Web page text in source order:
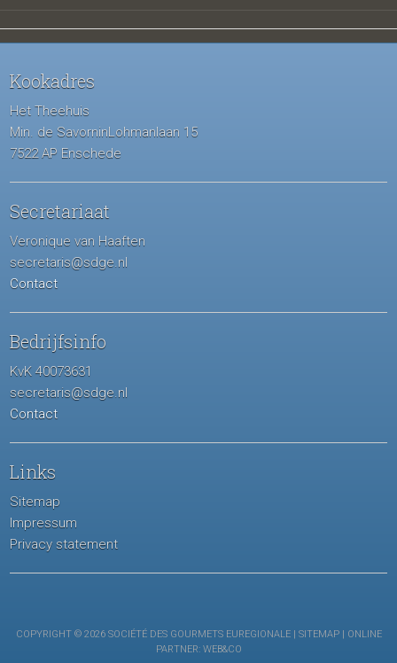
Kookadres
Het Theehuis
Min. de SavorninLohmanlaan 15
7522 AP Enschede
Secretariaat
Veronique van Haaften
secretaris@sdge.nl
Contact
Bedrijfsinfo
KvK 40073631
secretaris@sdge.nl
Contact
Links
Sitemap
Impressum
Privacy statement
COPYRIGHT © 2026 SOCIÉTÉ DES GOURMETS EUREGIONALE | SITEMAP| ONLINE
PARTNER: WEB&CO